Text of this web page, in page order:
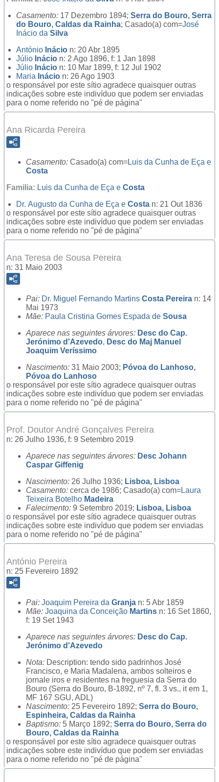
Casamento: 17 Dezembro 1894; Serra do Bouro, Serra
do Bouro, Caldas da Rainha; Casado(a) com=José
Inácio da Silva
António Inácio n: 20 Abr 1895
Júlio Inácio n: 2 Ago 1896, f: 1 Jan 1898
Júlio Inácio n: 10 Mar 1899, f: 12 Jul 1902
Maria Inácio n: 26 Ago 1903
o responsável por este sítio agradece quaisquer outras
indicações sobre este indivíduo que podem ser enviadas
para o nome referido no "pé de página"
Ana Ricarda Pereira
Casamento: Casado(a) com=Luis da Cunha de Eça e
Costa
Familia: Luis da Cunha de Eça e Costa
Dr. Augusto da Cunha de Eça e Costa n: 21 Out 1836
o responsável por este sítio agradece quaisquer outras
indicações sobre este indivíduo que podem ser enviadas
para o nome referido no "pé de página"
Ana Teresa de Sousa Pereira
n: 31 Maio 2003
Pai: Dr. Miguel Fernando Martins Costa Pereira n: 14
Mai 1973
Mãe: Paula Cristina Gomes Espada de Sousa
Aparece nas seguintes árvores: Desc do Cap.
Jerónimo d'Azevedo, Desc do Maj Manuel
Joaquim Veríssimo
Nascimento: 31 Maio 2003; Póvoa do Lanhoso,
Póvoa do Lanhoso
o responsável por este sítio agradece quaisquer outras
indicações sobre este indivíduo que podem ser enviadas
para o nome referido no "pé de página"
Prof. Doutor André Gonçalves Pereira
n: 26 Julho 1936, f: 9 Setembro 2019
Aparece nas seguintes árvores: Desc Johann
Caspar Giffenig
Nascimento: 26 Julho 1936; Lisboa, Lisboa
Casamento: cerca de 1986; Casado(a) com=Laura
Teixeira Botelho Madeira
Falecimento: 9 Setembro 2019; Lisboa, Lisboa
o responsável por este sítio agradece quaisquer outras
indicações sobre este indivíduo que podem ser enviadas
para o nome referido no "pé de página"
António Pereira
n: 25 Fevereiro 1892
Pai: Joaquim Pereira da Granja n: 5 Abr 1859
Mãe: Joaquina da Conceição Martins n: 16 Set 1860,
f: 19 Set 1943
Aparece nas seguintes árvores: Desc do Cap.
Jerónimo d'Azevedo
Nota: Description: tendo sido padrinhos José
Francisco, e Maria Madalena, ambos solteiros e
jornale iros e residentes na freguesia da Serra do
Bouro (Serra do Bouro, B-1892, nº 7, fl. 3 vs., it em 1,
MF 167 SGU, ADL)
Nascimento: 25 Fevereiro 1892; Serra do Bouro,
Espinheira, Caldas da Rainha
Baptismo: 5 Março 1892; Serra do Bouro, Serra do
Bouro, Caldas da Rainha
o responsável por este sítio agradece quaisquer outras
indicações sobre este indivíduo que podem ser enviadas
para o nome referido no "pé de página"